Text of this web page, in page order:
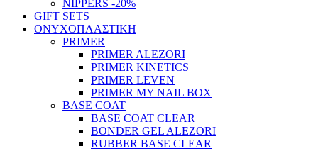
NIPPERS -20%
GIFT SETS
ΟΝΥΧΟΠΛΑΣΤΙΚΗ
PRIMER
PRIMER ALEZORI
PRIMER KINETICS
PRIMER LEVEN
PRIMER MY NAIL BOX
BASE COAT
BASE COAT CLEAR
BONDER GEL ALEZORI
RUBBER BASE CLEAR